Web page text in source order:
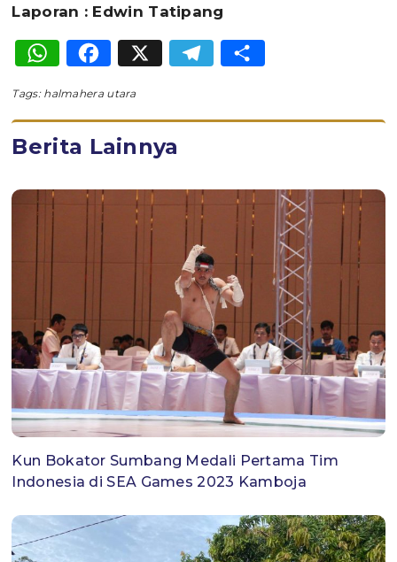
Laporan : Edwin Tatipang
WhatsApp
Facebook
X Telegram
Tags: halmahera utara
Berita Lainnya
Kun Bokator Sumbang Medali Pertama Tim
Indonesia di SEA Games 2023 Kamboja